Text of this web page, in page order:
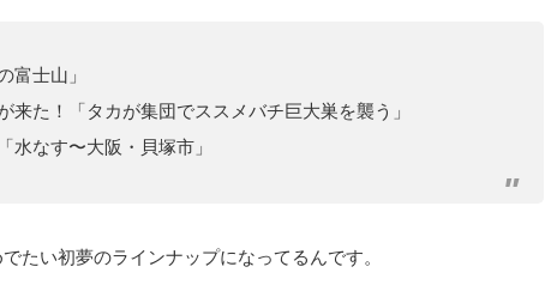
士山」
た！「タカが集団でススメバチ巨大巣を襲う」
なす〜大阪・貝塚市」
たい初夢のラインナップになってるんです。